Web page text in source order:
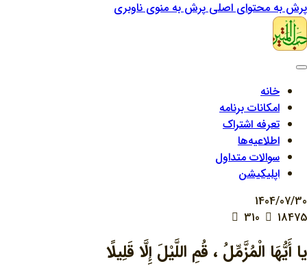
پرش به محتوای اصلیپرش به منوی ناوبری
خانه
امکانات برنامه
تعرفه اشتراک
اطلاعیه‌ها
سوالات متداول
اپلیکیشن
1404/07/30
18475
يا أَيُّهَا الْمُزَّمِّلُ ، قُمِ اللَّيْلَ إِلَّا قَلِيلًا